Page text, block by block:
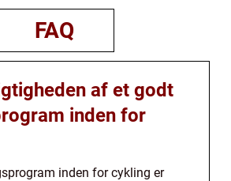
FAQ
af et godt
inden for
inden for cykling er